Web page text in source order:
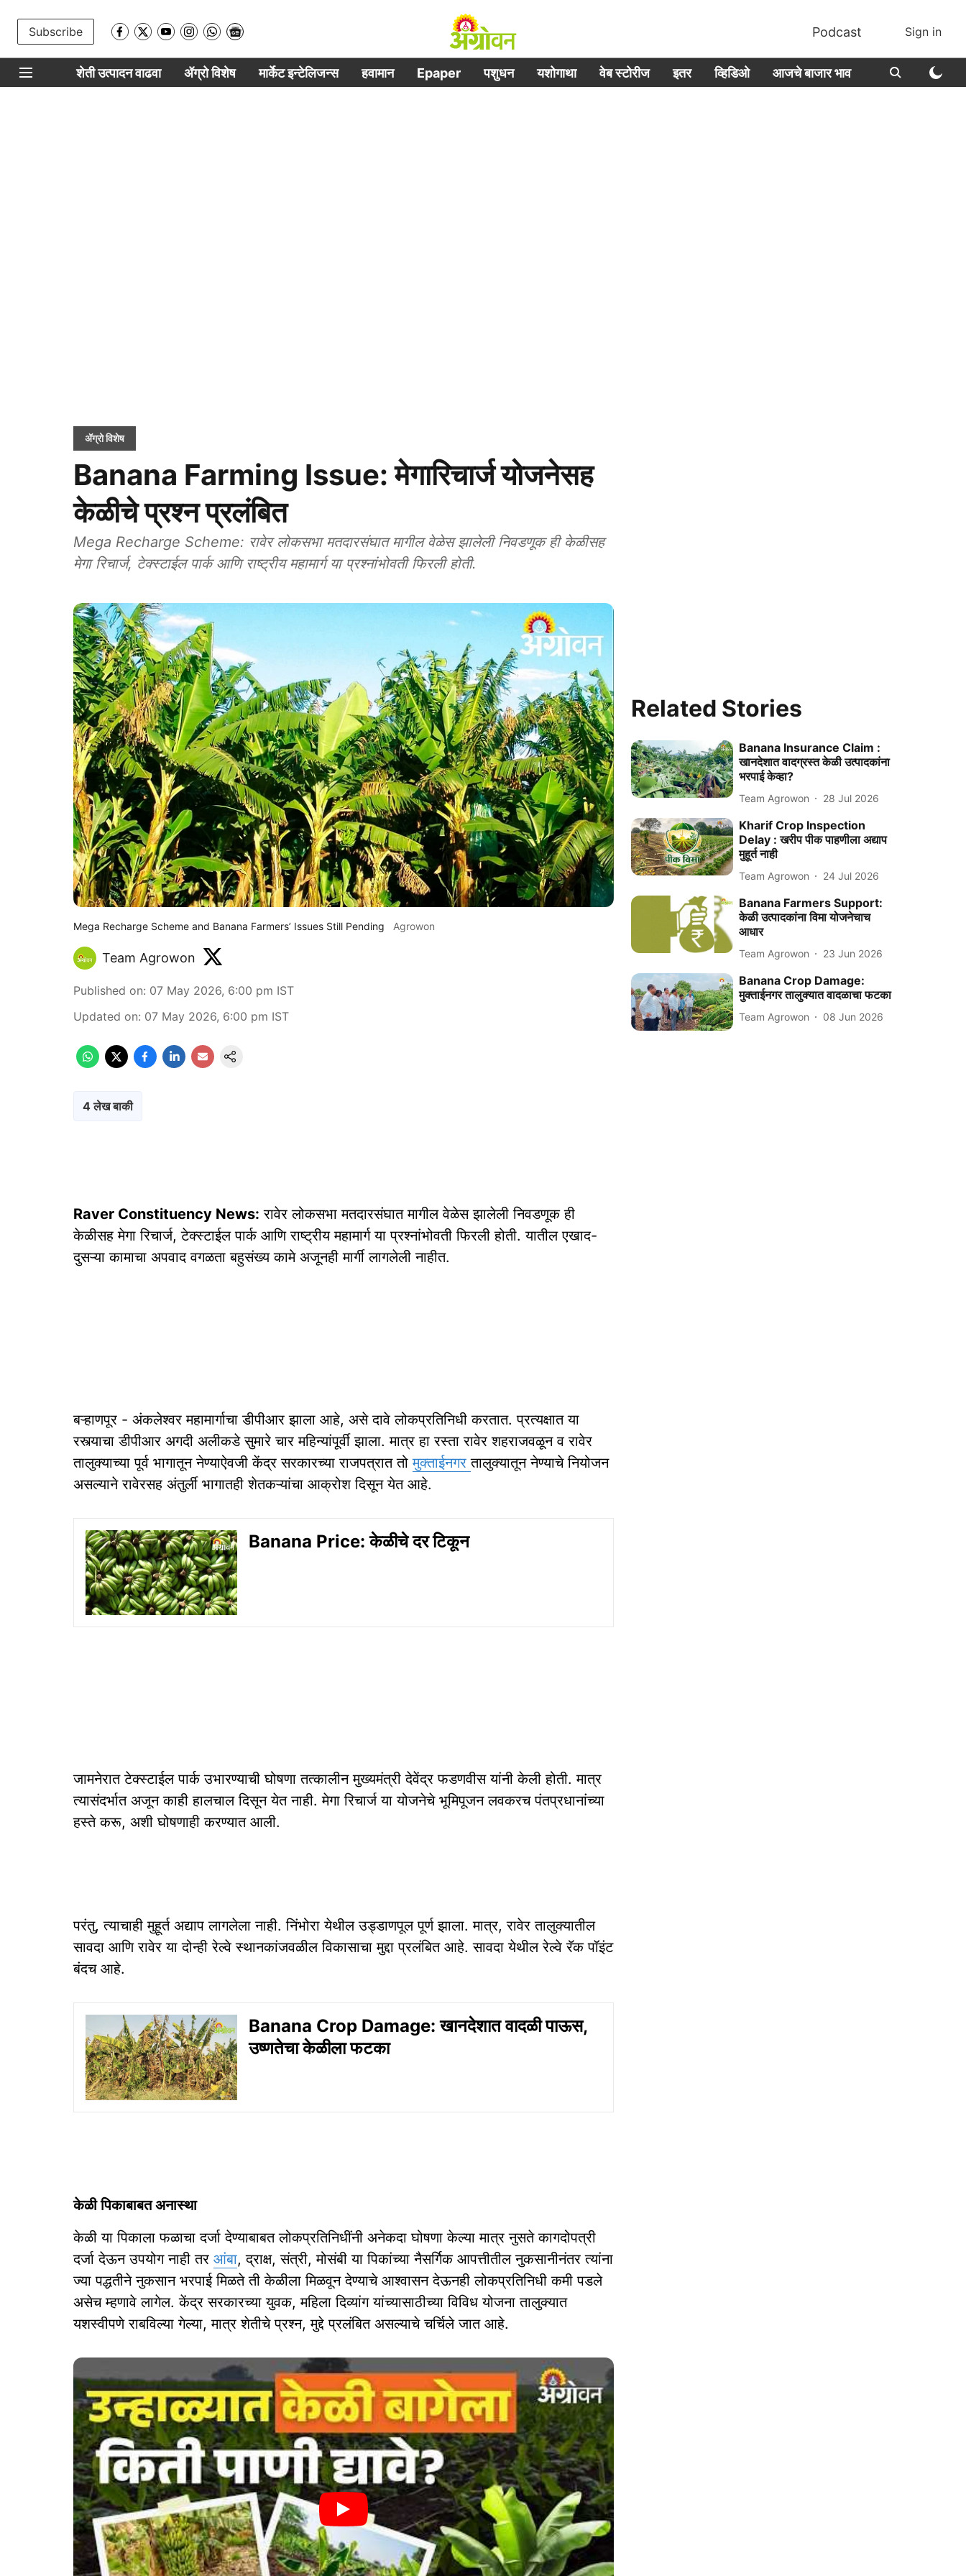
Subscribe Podcast Sign in
शेती उत्पादन वाढवा ॲग्रो विशेष मार्केट इन्टेलिजन्स हवामान Epaper पशुधन यशोगाथा वेब स्टोरीज इतर व्हिडिओ आजचे बाजार भाव
ॲग्रो विशेष
Banana Farming Issue: मेगारिचार्ज योजनेसह
केळीचे प्रश्‍न प्रलंबित
Mega Recharge Scheme: रावेर लोकसभा मतदारसंघात मागील वेळेस झालेली निवडणूक ही केळीसह
मेगा रिचार्ज, टेक्स्टाईल पार्क आणि राष्ट्रीय महामार्ग या प्रश्नांभोवती फिरली होती.
Mega Recharge Scheme and Banana Farmers’ Issues Still Pending Agrowon
Team Agrowon
Published on: 07 May 2026, 6:00 pm IST
Updated on: 07 May 2026, 6:00 pm IST
4 लेख बाकी
Raver Constituency News: रावेर लोकसभा मतदारसंघात मागील वेळेस झालेली निवडणूक ही
केळीसह मेगा रिचार्ज, टेक्स्टाईल पार्क आणि राष्ट्रीय महामार्ग या प्रश्नांभोवती फिरली होती. यातील एखाद-
दुसऱ्या कामाचा अपवाद वगळता बहुसंख्य कामे अजूनही मार्गी लागलेली नाहीत.
बऱ्हाणपूर - अंकलेश्वर महामार्गाचा डीपीआर झाला आहे, असे दावे लोकप्रतिनिधी करतात. प्रत्यक्षात या
रस्त्याचा डीपीआर अगदी अलीकडे सुमारे चार महिन्यांपूर्वी झाला. मात्र हा रस्ता रावेर शहराजवळून व रावेर
तालुक्याच्या पूर्व भागातून नेण्याऐवजी केंद्र सरकारच्या राजपत्रात तोमुक्ताईनगरतालुक्यातून नेण्याचे नियोजन
असल्याने रावेरसह अंतुर्ली भागातही शेतकऱ्यांचा आक्रोश दिसून येत आहे.
Banana Price: केळीचे दर टिकून
जामनेरात टेक्स्टाईल पार्क उभारण्याची घोषणा तत्कालीन मुख्यमंत्री देवेंद्र फडणवीस यांनी केली होती. मात्र
त्यासंदर्भात अजून काही हालचाल दिसून येत नाही. मेगा रिचार्ज या योजनेचे भूमिपूजन लवकरच पंतप्रधानांच्या
हस्ते करू, अशी घोषणाही करण्यात आली.
परंतु, त्याचाही मुहूर्त अद्याप लागलेला नाही. निंभोरा येथील उड्डाणपूल पूर्ण झाला. मात्र, रावेर तालुक्यातील
सावदा आणि रावेर या दोन्ही रेल्वे स्थानकांजवळील विकासाचा मुद्दा प्रलंबित आहे. सावदा येथील रेल्वे रॅक पॉइंट
बंदच आहे.
Banana Crop Damage: खानदेशात वादळी पाऊस,
उष्णतेचा केळीला फटका
केळी पिकाबाबत अनास्था
केळी या पिकाला फळाचा दर्जा देण्याबाबत लोकप्रतिनिधींनी अनेकदा घोषणा केल्या मात्र नुसते कागदोपत्री
दर्जा देऊन उपयोग नाही तर आंबा, द्राक्ष, संत्री, मोसंबी या पिकांच्या नैसर्गिक आपत्तीतील नुकसानीनंतर त्यांना
ज्या पद्धतीने नुकसान भरपाई मिळते ती केळीला मिळवून देण्याचे आश्वासन देऊनही लोकप्रतिनिधी कमी पडले
असेच म्हणावे लागेल. केंद्र सरकारच्या युवक, महिला दिव्यांग यांच्यासाठीच्या विविध योजना तालुक्यात
यशस्वीपणे राबविल्या गेल्या, मात्र शेतीचे प्रश्न, मुद्दे प्रलंबित असल्याचे चर्चिले जात आहे.
Related Stories
Banana Insurance Claim :
खानदेशात वादग्रस्त केळी उत्पादकांना
भरपाई केव्हा?
Team Agrowon 28 Jul 2026
Kharif Crop Inspection
Delay : खरीप पीक पाहणीला अद्याप
मुहूर्त नाही
Team Agrowon 24 Jul 2026
Banana Farmers Support:
केळी उत्पादकांना विमा योजनेचाच
आधार
Team Agrowon 23 Jun 2026
Banana Crop Damage:
मुक्ताईनगर तालुक्यात वादळाचा फटका
Team Agrowon 08 Jun 2026